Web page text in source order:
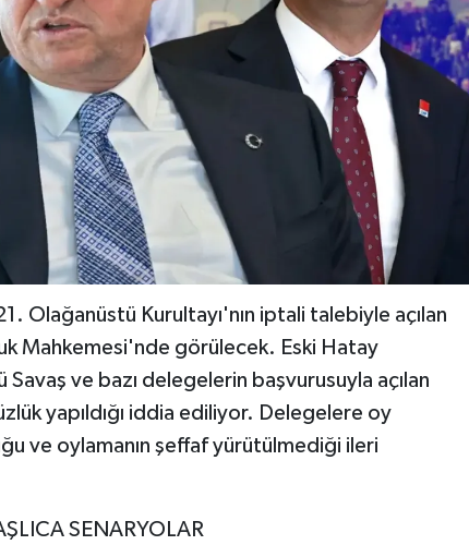
Olağanüstü Kurultayı'nın iptali talebiyle açılan
Mahkemesi'nde görülecek. Eski Hatay
Savaş ve bazı delegelerin başvurusuyla açılan
yapıldığı iddia ediliyor. Delegelere oy
ve oylamanın şeffaf yürütülmediği ileri
SENARYOLAR